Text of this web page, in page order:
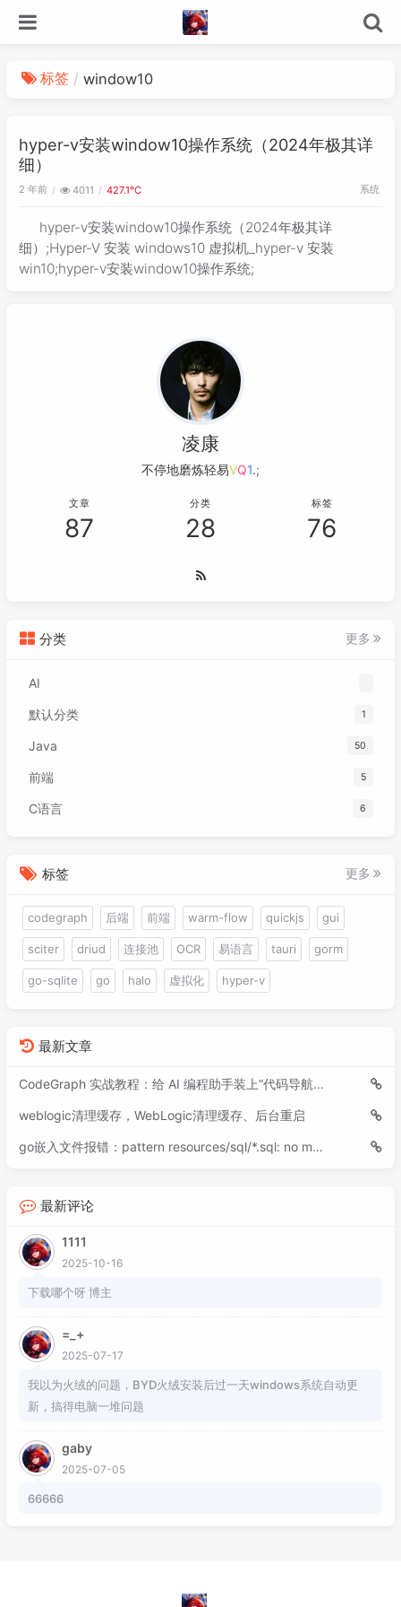
标签 window10
hyper-v安装window10操作系统（2024年极其详
细）
2 年前 4011 427.1℃ 系统
hyper-v安装window10操作系统（2024年极其详
细）;Hyper-V 安装 windows10 虚拟机_hyper-v 安装
win10;hyper-v安装window10操作系统;
凌康
不停地磨炼轻易取_.2#
文章
87
分类
28
标签
76
分类 更多
AI
默认分类 1
Java 50
前端 5
C语言 6
标签 更多
codegraph 后端 前端 warm-flow quickjs gui
sciter driud 连接池 OCR 易语言 tauri gorm
go-sqlite go halo 虚拟化 hyper-v
最新文章
CodeGraph 实战教程：给 AI 编程助手装上“代码导航仪”
weblogic清理缓存，WebLogic清理缓存、后台重启
go嵌入文件报错：pattern resources/sql/*.sql: no matching files found
最新评论
1111
2025-10-16
下载哪个呀 博主
=_+
2025-07-17
我以为火绒的问题，BYD火绒安装后过一天windows系统自动更
新，搞得电脑一堆问题
gaby
2025-07-05
66666